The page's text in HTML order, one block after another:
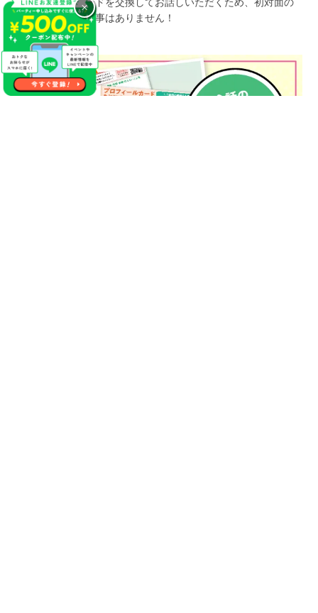
プロフィールカードを交換してお話しいただくため、初対面の
方でも会話が困る事はありません！
×